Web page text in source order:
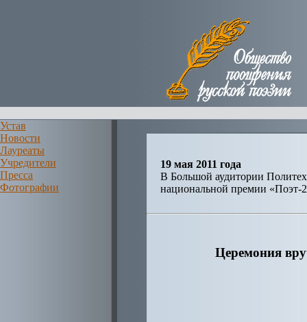
Устав
Новости
Лауреаты
Учредители
Пресса
Фотографии
19 мая 2011 года
В Большой аудитории
национальной премии «Поэт-
Церемония